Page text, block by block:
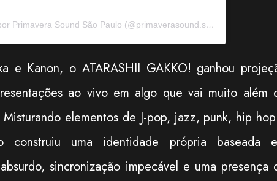
Um post compartilhado por Primavera Sound São Paulo (@primaverasound.saopaulo)
e Kanon, o ATARASHII GAKKO! ganhou
ao vivo em algo que vai muito além
elementos de J-pop, jazz, punk, hip
construiu uma identidade própria baseada
sincronização impecável e uma presença